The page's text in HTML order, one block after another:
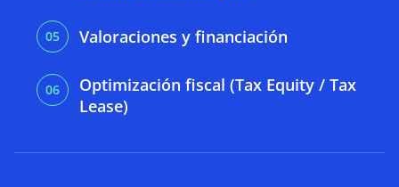
Valoraciones y financiación
Optimización fiscal (Tax Equity / Tax
Lease)